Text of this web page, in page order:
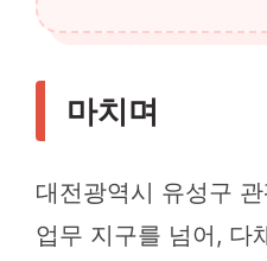
마치며
대전광역시 유성구
업무 지구를 넘어, 다